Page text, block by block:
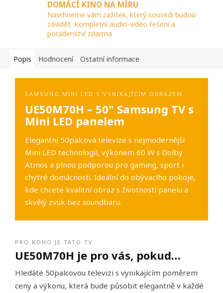
DOMÁCÍ KINO NA MÍRU
Navrhneme vám zážitek, který sousedi budou
závidět. Kompletní audio-video řešení a
poradenství zdarma
Popis Hodnocení Ostatní informace
SAMSUNG MINI LED S VYNIKAJÍCÍM OBRAZEM
UE50M70H – 50" Samsung TV s
Mini LED panelem
Elegantní 50palcová televize s nejmodernější
Mini LED technologií, výkonem 60 W s Dolby
Atmos a plnou podporou pro gaming, sport i
chytré domácnosti. Ideální do obývacího pokoje,
kde chcete kvalitní obraz s životností panelu a
skvělý zvuk bez soundbaru.
PRO KOHO JE TATO TV
UE50M70H je pro vás, pokud…
Hledáte 50palcovou televizi s vynikajícím poměrem
ceny a výkonu, která bude působit elegantně v každé